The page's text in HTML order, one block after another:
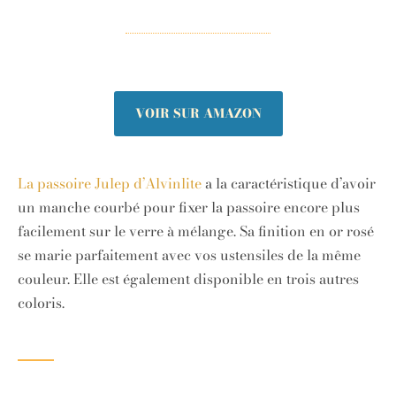
VOIR SUR AMAZON
La passoire Julep d’Alvinlitea la caractéristique d’avoir
un manche courbé pour fixer la passoire encore plus
facilement sur le verre à mélange. Sa finition en or rosé
se marie parfaitement avec vos ustensiles de la même
couleur. Elle est également disponible en trois autres
coloris.